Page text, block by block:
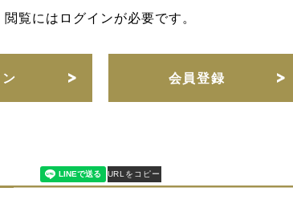
閲覧にはログインが必要です。
会員登録
URLをコピー